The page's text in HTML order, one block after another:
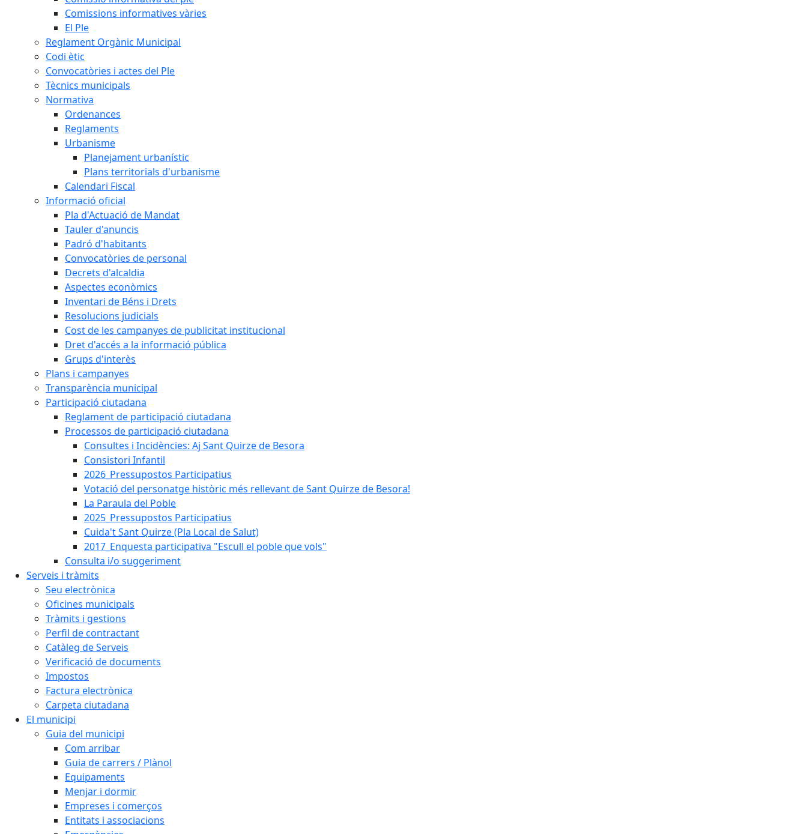
Comissions informatives vàries
El Ple
Reglament Orgànic Municipal
Codi ètic
Convocatòries i actes del Ple
Tècnics municipals
Normativa
Ordenances
Reglaments
Urbanisme
Planejament urbanístic
Plans territorials d'urbanisme
Calendari Fiscal
Informació oficial
Pla d'Actuació de Mandat
Tauler d'anuncis
Padró d'habitants
Convocatòries de personal
Decrets d'alcaldia
Aspectes econòmics
Inventari de Béns i Drets
Resolucions judicials
Cost de les campanyes de publicitat institucional
Dret d'accés a la informació pública
Grups d'interès
Plans i campanyes
Transparència municipal
Participació ciutadana
Reglament de participació ciutadana
Processos de participació ciutadana
Consultes i Incidències: Aj Sant Quirze de Besora
Consistori Infantil
2026_Pressupostos Participatius
Votació del personatge històric més rellevant de Sant Quirze de Besora!
La Paraula del Poble
2025_Pressupostos Participatius
Cuida't Sant Quirze (Pla Local de Salut)
2017_Enquesta participativa "Escull el poble que vols"
Consulta i/o suggeriment
Serveis i tràmits
Seu electrònica
Oficines municipals
Tràmits i gestions
Perfil de contractant
Catàleg de Serveis
Verificació de documents
Impostos
Factura electrònica
Carpeta ciutadana
El municipi
Guia del municipi
Com arribar
Guia de carrers / Plànol
Equipaments
Menjar i dormir
Empreses i comerços
Entitats i associacions